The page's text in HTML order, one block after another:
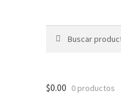
por:
$0.00 0 productos